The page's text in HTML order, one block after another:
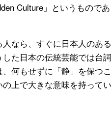
Culture」というものであ
なら、すぐに日本人のある
た日本の伝統芸能では台詞
何もせずに「静」を保つこ
上で大きな意味を持ってい